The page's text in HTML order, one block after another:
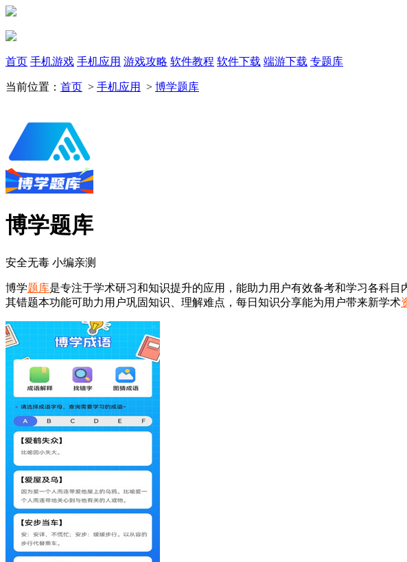
首页 手机游戏 手机应用 游戏攻略 软件教程 软件下载 端游下载 专题库
当前位置： 首页 > 手机应用 > 博学题库
博学题库
安全无毒 小编亲测
博学题库是专注于学术研习和知识提升的应用，能助力用户有效备考和学习各科
其错题本功能可助力用户巩固知识、理解难点，每日知识分享能为用户带来新学术